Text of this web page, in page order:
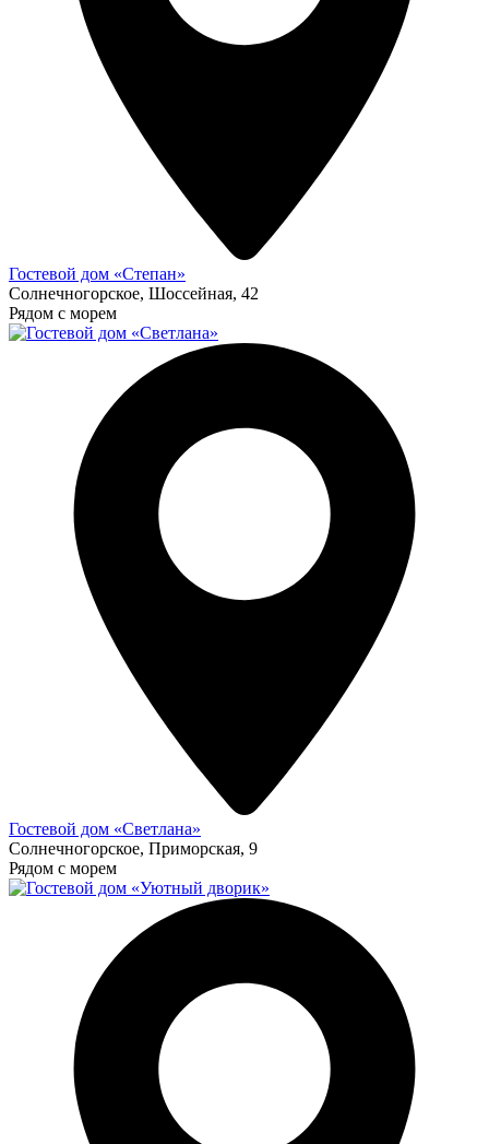
Гостевой дом «Степан»
Солнечногорское, Шоссейная, 42
Рядом с морем
Гостевой дом «Светлана»
Солнечногорское, Приморская, 9
Рядом с морем